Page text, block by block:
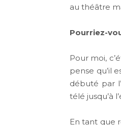
au théâtre
Pourriez-
Pour moi,
pense qu’il
débuté par
télé jusqu’à
En tant que